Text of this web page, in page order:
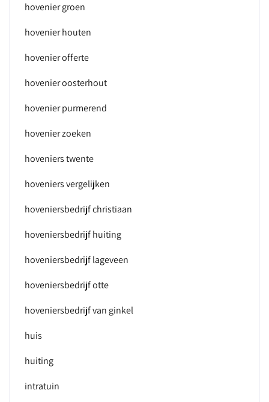
hovenier groen
hovenier houten
hovenier offerte
hovenier oosterhout
hovenier purmerend
hovenier zoeken
hoveniers twente
hoveniers vergelijken
hoveniersbedrijf christiaan
hoveniersbedrijf huiting
hoveniersbedrijf lageveen
hoveniersbedrijf otte
hoveniersbedrijf van ginkel
huis
huiting
intratuin